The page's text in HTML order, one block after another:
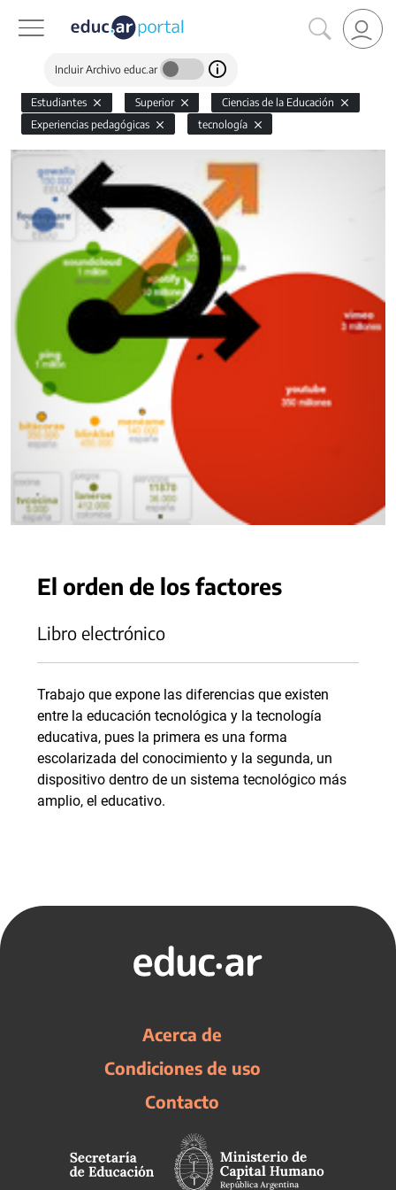
Incluir Archivo educ.ar
Estudiantes Superior
Ciencias de la Educación
Experiencias pedagógicas
tecnología
El orden de los factores
Libro electrónico
Trabajo que expone las diferencias que existen
entre la educación tecnológica y la tecnología
educativa, pues la primera es una forma
escolarizada del conocimiento y la segunda, un
dispositivo dentro de un sistema tecnológico más
amplio, el educativo.
Acerca de
Condiciones de uso
Contacto